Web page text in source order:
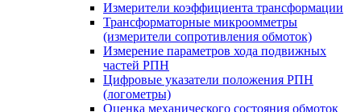
Измерители коэффициента трансформации
Трансформаторные микроомметры
(измерители сопротивления обмоток)
Измерение параметров хода подвижных
частей РПН
Цифровые указатели положения РПН
(логометры)
Оценка механического состояния обмоток